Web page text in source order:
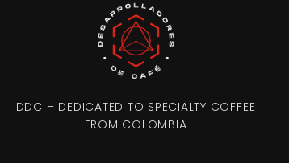
DDC – DEDICATED TO SPECIALTY COFFEE
FROM COLOMBIA